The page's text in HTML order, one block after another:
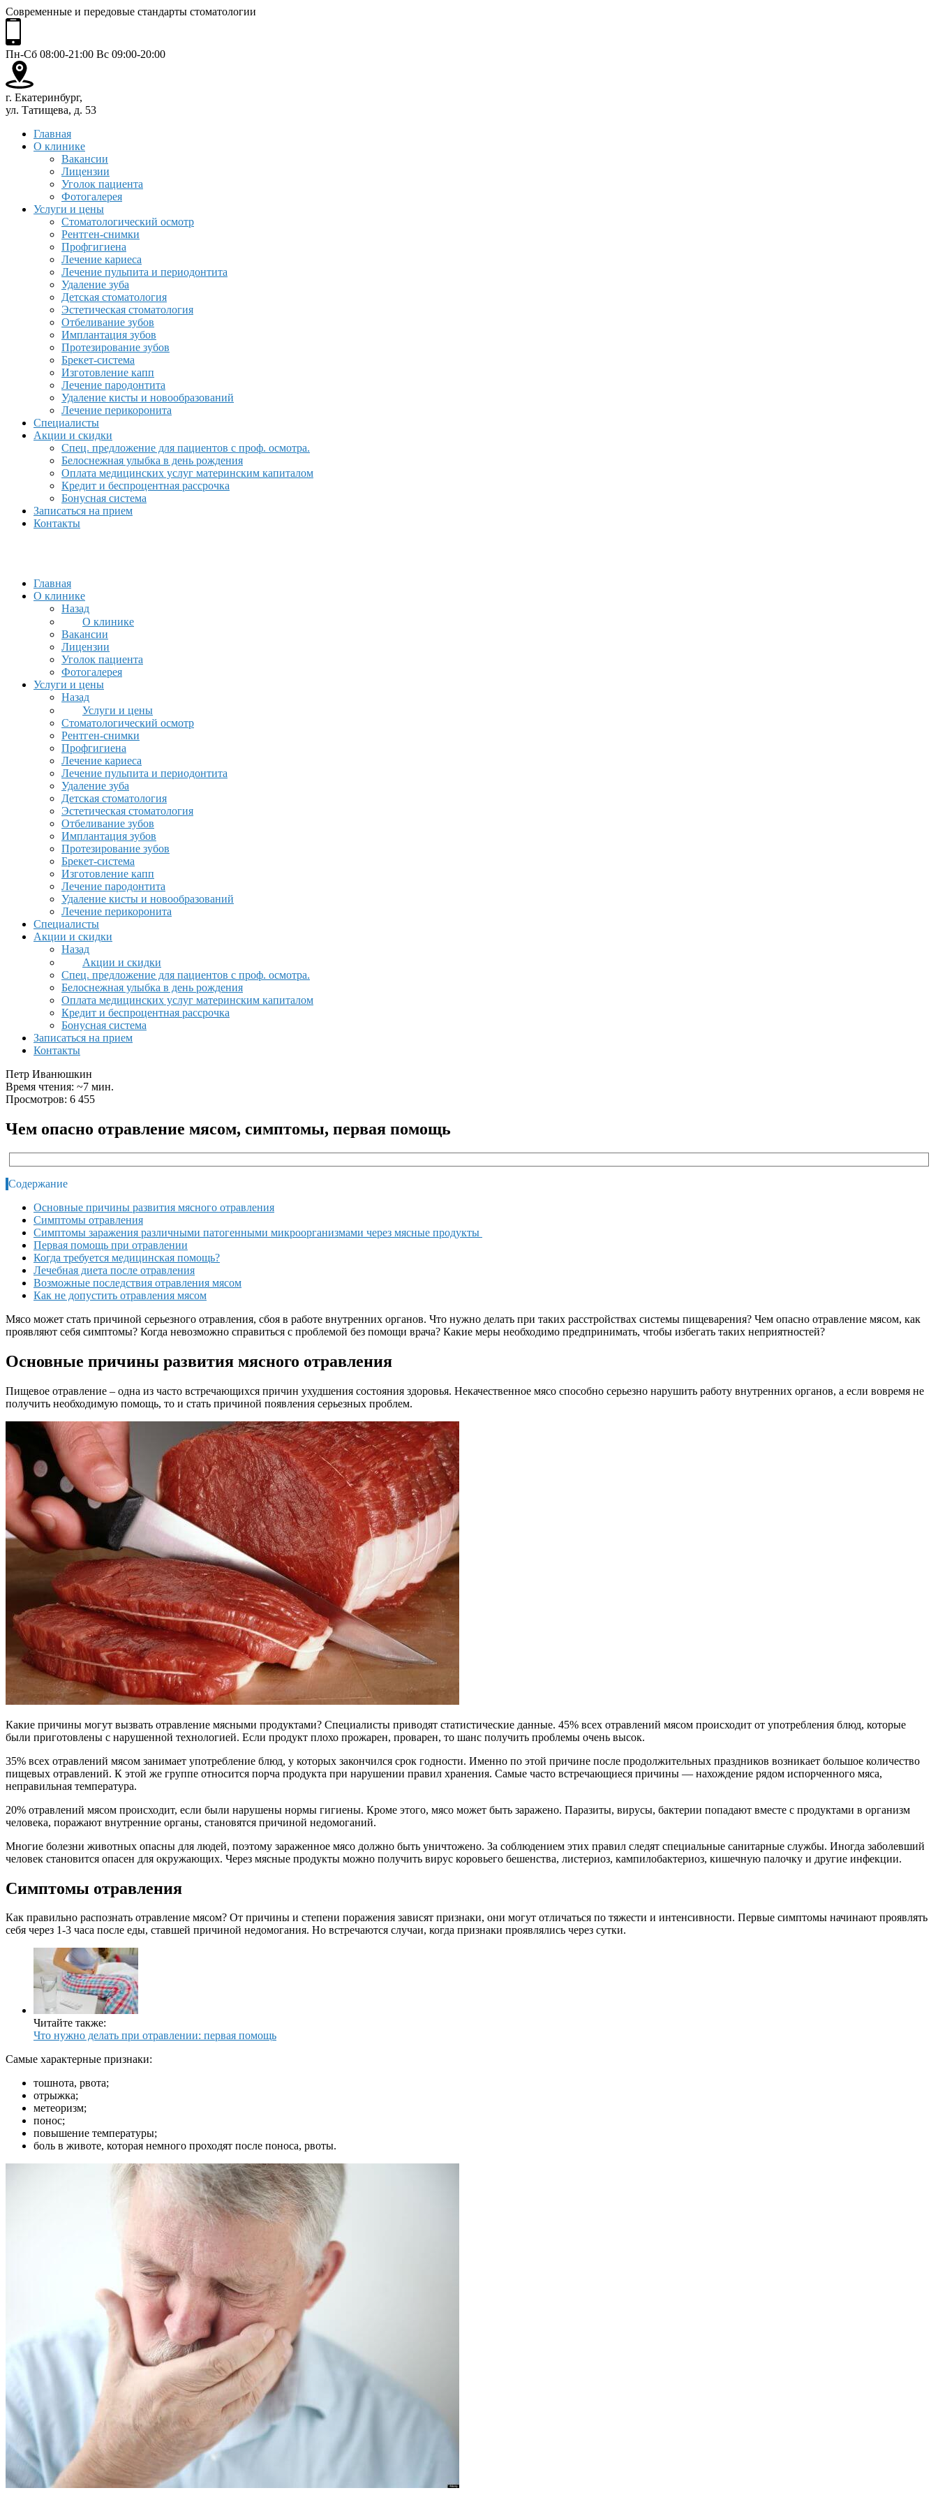
Современные и передовые стандарты стоматологии
Пн-Сб 08:00-21:00 Вс 09:00-20:00
г. Екатеринбург,
ул. Татищева, д. 53
Главная
О клинике
Вакансии
Лицензии
Уголок пациента
Фотогалерея
Услуги и цены
Стоматологический осмотр
Рентген-снимки
Профгигиена
Лечение кариеса
Лечение пульпита и периодонтита
Удаление зуба
Детская стоматология
Эстетическая стоматология
Отбеливание зубов
Имплантация зубов
Протезирование зубов
Брекет-система
Изготовление капп
Лечение пародонтита
Удаление кисты и новообразований
Лечение перикоронита
Специалисты
Акции и скидки
Спец. предложение для пациентов с проф. осмотра.
Белоснежная улыбка в день рождения
Оплата медицинских услуг материнским капиталом
Кредит и беспроцентная рассрочка
Бонусная система
Записаться на прием
Контакты
Главная
О клинике
Назад
О клинике
Вакансии
Лицензии
Уголок пациента
Фотогалерея
Услуги и цены
Назад
Услуги и цены
Стоматологический осмотр
Рентген-снимки
Профгигиена
Лечение кариеса
Лечение пульпита и периодонтита
Удаление зуба
Детская стоматология
Эстетическая стоматология
Отбеливание зубов
Имплантация зубов
Протезирование зубов
Брекет-система
Изготовление капп
Лечение пародонтита
Удаление кисты и новообразований
Лечение перикоронита
Специалисты
Акции и скидки
Назад
Акции и скидки
Спец. предложение для пациентов с проф. осмотра.
Белоснежная улыбка в день рождения
Оплата медицинских услуг материнским капиталом
Кредит и беспроцентная рассрочка
Бонусная система
Записаться на прием
Контакты
Петр Иванюшкин
Время чтения: ~7 мин.
Просмотров: 6 455
Чем опасно отравление мясом, симптомы, первая помощь
Содержание
Основные причины развития мясного отравления
Симптомы отравления
Симптомы заражения различными патогенными микроорганизмами через мясные продукты
Первая помощь при отравлении
Когда требуется медицинская помощь?
Лечебная диета после отравления
Возможные последствия отравления мясом
Как не допустить отравления мясом
Мясо может стать причиной серьезного отравления, сбоя в работе внутренних органов. Что нужно делать при таких расстройствах системы пищеварения? Чем опасно отравление мясом, как
проявляют себя симптомы? Когда невозможно справиться с проблемой без помощи врача? Какие меры необходимо предпринимать, чтобы избегать таких неприятностей?
Основные причины развития мясного отравления
Пищевое отравление – одна из часто встречающихся причин ухудшения состояния здоровья. Некачественное мясо способно серьезно нарушить работу внутренних органов, а если вовремя не
получить необходимую помощь, то и стать причиной появления серьезных проблем.
Какие причины могут вызвать отравление мясными продуктами? Специалисты приводят статистические данные. 45% всех отравлений мясом происходит от употребления блюд, которые
были приготовлены с нарушенной технологией. Если продукт плохо прожарен, проварен, то шанс получить проблемы очень высок.
35% всех отравлений мясом занимает употребление блюд, у которых закончился срок годности. Именно по этой причине после продолжительных праздников возникает большое количество
пищевых отравлений. К этой же группе относится порча продукта при нарушении правил хранения. Самые часто встречающиеся причины — нахождение рядом испорченного мяса,
неправильная температура.
20% отравлений мясом происходит, если были нарушены нормы гигиены. Кроме этого, мясо может быть заражено. Паразиты, вирусы, бактерии попадают вместе с продуктами в организм
человека, поражают внутренние органы, становятся причиной недомоганий.
Многие болезни животных опасны для людей, поэтому зараженное мясо должно быть уничтожено. За соблюдением этих правил следят специальные санитарные службы. Иногда заболевший
человек становится опасен для окружающих. Через мясные продукты можно получить вирус коровьего бешенства, листериоз, кампилобактериоз, кишечную палочку и другие инфекции.
Симптомы отравления
Как правильно распознать отравление мясом? От причины и степени поражения зависят признаки, они могут отличаться по тяжести и интенсивности. Первые симптомы начинают проявлять
себя через 1-3 часа после еды, ставшей причиной недомогания. Но встречаются случаи, когда признаки проявлялись через сутки.
Читайте также:
Что нужно делать при отравлении: первая помощь
Самые характерные признаки:
тошнота, рвота;
отрыжка;
метеоризм;
понос;
повышение температуры;
боль в животе, которая немного проходят после поноса, рвоты.